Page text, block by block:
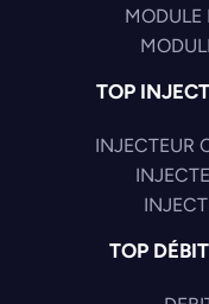
MODULE
TOP
INJECTEUR
TOP